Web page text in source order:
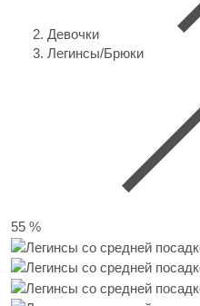
Девочки
Легинсы/Брюки
55 %